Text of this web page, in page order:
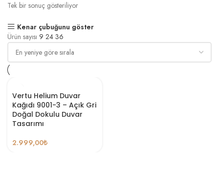
Tek bir sonuç gösteriliyor
Kenar çubuğunu göster
Ürün sayısı 9 24 36
Vertu Helium Duvar
Kağıdı 9001-3 – Açık Gri
Doğal Dokulu Duvar
Tasarımı
2.999,00₺